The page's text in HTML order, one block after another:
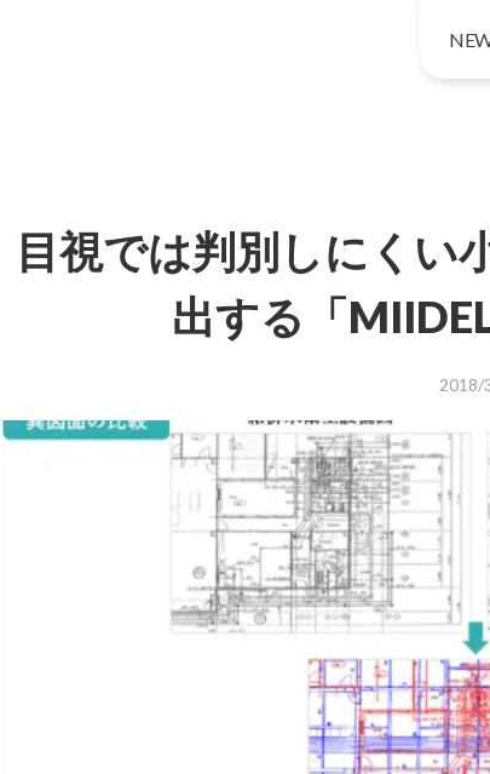
⽬視では判別しにくい
出する「
2018/